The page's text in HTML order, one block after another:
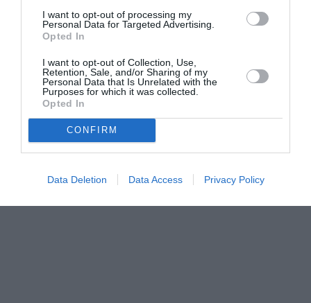
I want to opt-out of processing my
Personal Data for Targeted Advertising.
Opted In
I want to opt-out of Collection, Use,
Retention, Sale, and/or Sharing of my
Personal Data that Is Unrelated with the
Purposes for which it was collected.
Opted In
CONFIRM
Data Deletion Data Access Privacy Policy
Tratta e grave sfruttamento, 36 milioni per
rafforzare assistenza e integrazione delle
vittime